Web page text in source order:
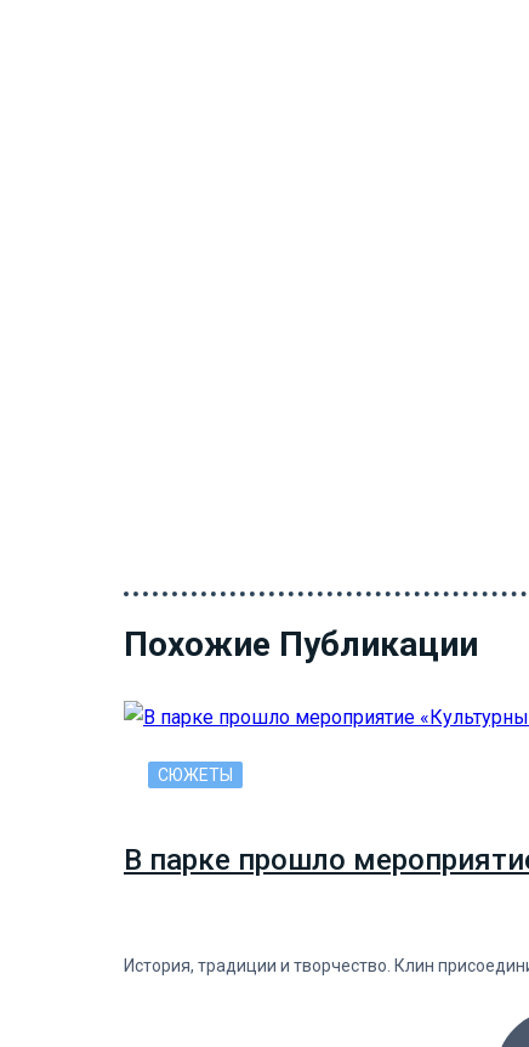
Похожие Публикации
СЮЖЕТЫ
В парке прошло
История, традиции и творчество. Клин